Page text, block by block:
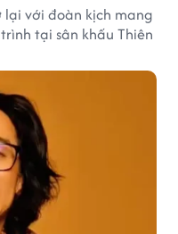
lại với đoàn kịch mang
tại sân khấu Thiên